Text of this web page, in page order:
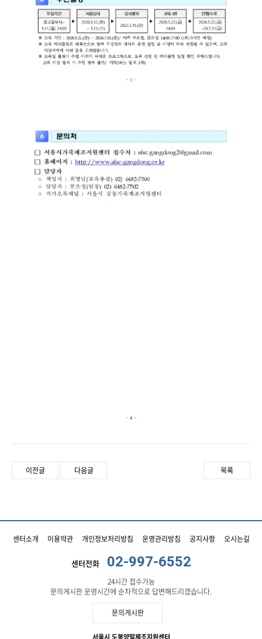
이전글 다음글 목록
센터소개 이용약관 개인정보처리방침 운영관리방침 공지사항 오시는길
센터전화 02-997-6552
문의게시판
24시간 접수가능
문의게시판 운영시간에 순차적으로 답변해드리겠습니다.